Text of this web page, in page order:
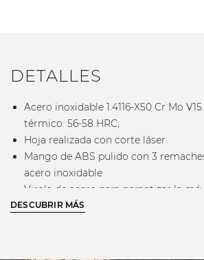
DETALLES
Acero inoxidable 1.4116-X50 Cr Mo
térmico: 56-58 HRC;
Hoja realizada con corte láser
Mango de ABS pulido con 3
acero inoxidable
Virola de acero para garantizar la
entre hoja y mango así como un
DESCUBRIR MÁS